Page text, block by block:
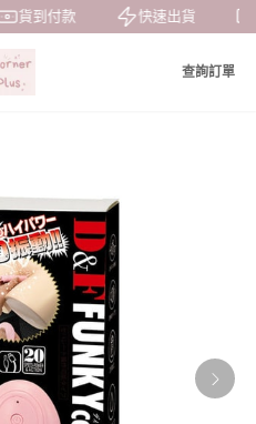
貨到付款 快速出貨
查詢訂單